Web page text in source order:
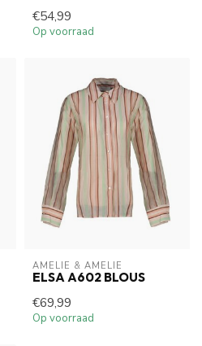
€54,99
Op voorraad
AMELIE & AMELIE
ELSA A602 BLOUS
€69,99
Op voorraad